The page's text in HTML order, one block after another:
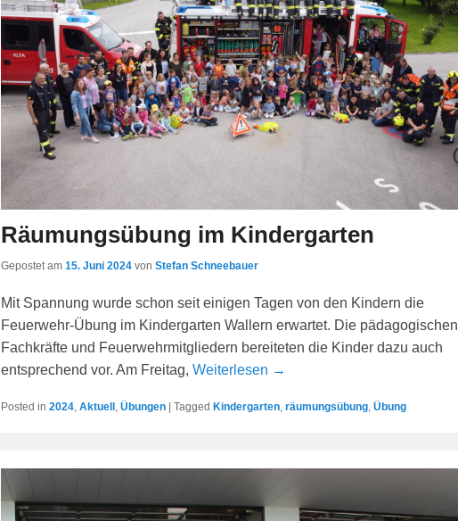
Räumungsübung im Kindergarten
Gepostet am 15. Juni 2024 von Stefan Schneebauer
Mit Spannung wurde schon seit einigen Tagen von den Kindern die
Feuerwehr-Übung im Kindergarten Wallern erwartet. Die pädagogischen
Fachkräfte und Feuerwehrmitgliedern bereiteten die Kinder dazu auch
entsprechend vor. Am Freitag, Weiterlesen →
Posted in 2024 Aktuell Übungen | Tagged Kindergarten räumungsübung Übung